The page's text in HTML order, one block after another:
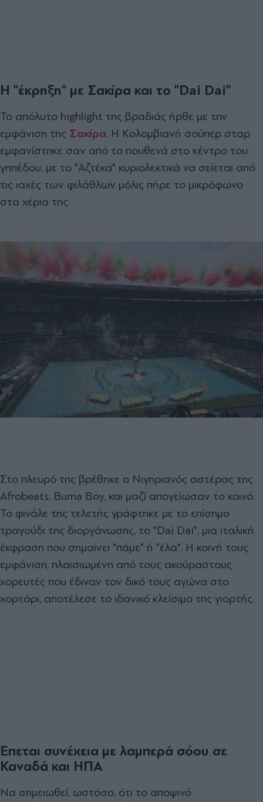
Η "έκρηξη" με Σακίρα και το "Dai Dai"
Το απόλυτο highlight της βραδιάς ήρθε με την
εμφάνιση της Σακίρα. Η Κολομβιανή σούπερ σταρ
εμφανίστηκε σαν από το πουθενά στο κέντρο του
γηπέδου, με το "Αζτέκα" κυριολεκτικά να σείεται από
τις ιαχές των φιλάθλων μόλις πήρε το μικρόφωνο
στα χέρια της.
Στο πλευρό της βρέθηκε ο Νιγηριανός αστέρας της
Afrobeats, Burna Boy, και μαζί απογείωσαν το κοινό.
Το φινάλε της τελετής γράφτηκε με το επίσημο
τραγούδι της διοργάνωσης, το "Dai Dai", μια ιταλική
έκφραση που σημαίνει "πάμε" ή "έλα". Η κοινή τους
εμφάνιση, πλαισιωμένη από τους ακούραστους
χορευτές που έδιναν τον δικό τους αγώνα στο
χορτάρι, αποτέλεσε το ιδανικό κλείσιμο της γιορτής.
Έπεται συνέχεια με λαμπερά σόου σε
Καναδά και ΗΠΑ
Να σημειωθεί, ωστόσο, ότι το αποψινό